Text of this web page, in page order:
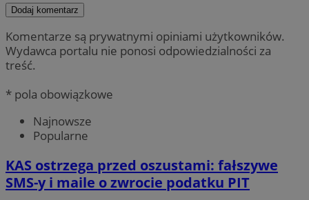
Dodaj komentarz
Komentarze są prywatnymi opiniami użytkowników.
Wydawca portalu nie ponosi odpowiedzialności za
treść.
* pola obowiązkowe
Najnowsze
Popularne
KAS ostrzega przed oszustami: fałszywe
SMS-y i maile o zwrocie podatku PIT